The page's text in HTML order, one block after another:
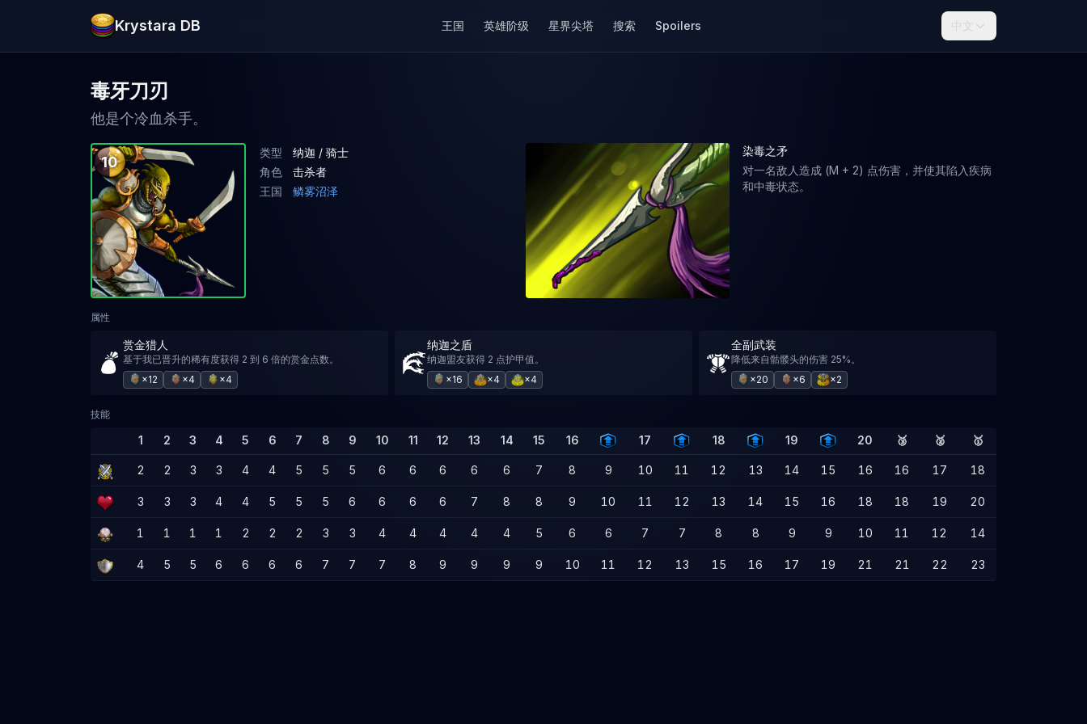
Krystara DB 王国 英雄阶级 星界尖塔 搜索 Spoilers 中文
毒牙刀刃
他是个冷血杀手。
10
类型
纳迦 / 骑士
角色
击杀者
王国
鳞雾沼泽
染毒之矛
对一名敌人造成 (M + 2) 点伤害，并使其陷入疾病
和中毒状态。
属性
赏金猎人
基于我已晋升的稀有度获得 2 到 6 倍的赏金点数。
×12
×4 ×4
纳迦之盾
纳迦盟友获得 2 点护甲值。
×16
×4 ×4
全副武装
降低来自骷髅头的伤害 25%。
×20
×6 ×2
技能
1 2 3 4 5 6 7 8 9 10 11 12 13 14 15 16 17 18 19 20 🥉 🥈 🥇
2 2 3 3 4 4 5 5 5 6 6 6 6 6 7 8 9 10 11 12 13 14 15 16 16 17 18
3 3 3 4 4 5 5 5 6 6 6 6 7 8 8 9 10 11 12 13 14 15 16 18 18 19 20
1 1 1 1 2 2 2 3 3 4 4 4 4 4 5 6 6 7 7 8 8 9 9 10 11 12 14
4 5 5 6 6 6 6 7 7 7 8 9 9 9 9 10 11 12 13 15 16 17 19 21 21 22 23